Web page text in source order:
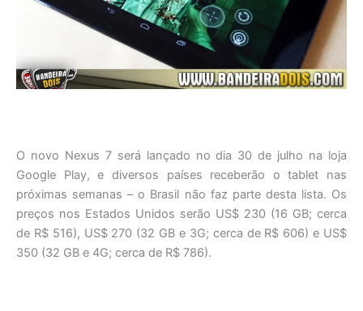
O novo Nexus 7 será lançado no dia 30 de julho na loja
Google Play, e diversos países receberão o tablet nas
próximas semanas – o Brasil não faz parte desta lista. Os
preços nos Estados Unidos serão US$ 230 (16 GB; cerca
de R$ 516), US$ 270 (32 GB e 3G; cerca de R$ 606) e US$
350 (32 GB e 4G; cerca de R$ 786).